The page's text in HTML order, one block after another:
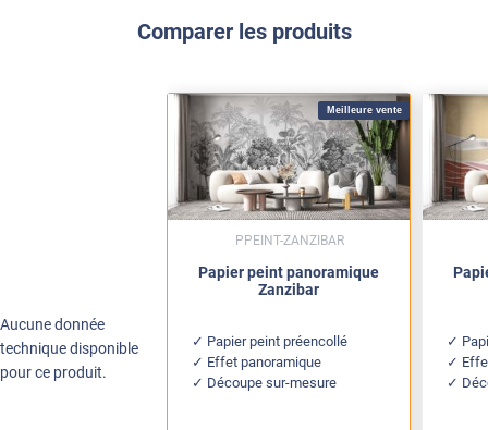
Comparer les produits
Aucune donnée
technique disponible
pour ce produit.
Meilleure vente
Papier peint panoramique
Zanzibar
Papier peint préencollé
Effet panoramique
Découpe sur-mesure
PPEINT-ZANZIBAR